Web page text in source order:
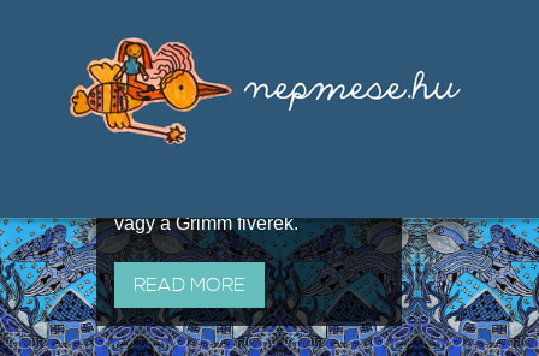
útján terjedő elbeszélésekből,
melyeket olyan ismert gyűjtők
állítottak össze, mint Benedek
vagy a Grimm fivérek.
READ MORE